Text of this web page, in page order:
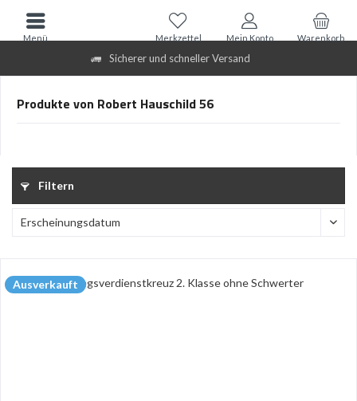
Sicherer und schneller Versand
Warenkorb
Merkzettel Mein Konto
Menü
Produkte von Robert Hauschild 56
Filtern
Ausverkauft